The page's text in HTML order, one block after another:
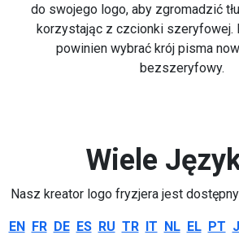
do swojego logo, aby zgromadzić
korzystając z czcionki szeryfowej.
powinien wybrać krój pisma
bezszeryfowy.
Wiele
Nasz kreator logo fryzjera jest
EN FR DE ES RU TR IT NL EL PT